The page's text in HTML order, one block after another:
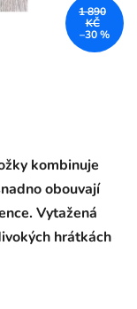
kombinuje
obouvají
Vytažená
hrátkách
1 890
KČ
–30 %